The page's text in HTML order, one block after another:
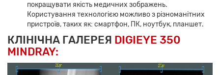
покращувати якість медичних зображень.
Користування технологією можливо з різноманітних
пристроїв, таких як: смартфон, ПК, ноутбук, планшет.
КЛІНІЧНА ГАЛЕРЕЯ DIGIEYE 350
MINDRAY: